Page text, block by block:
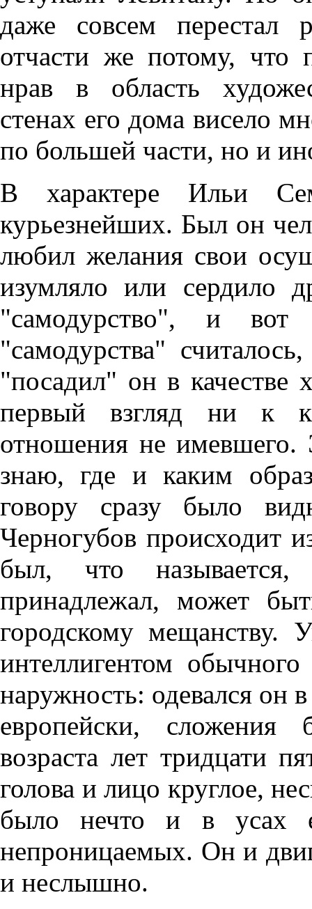
даже совсем перестал
отчасти же потому, что
нрав в область
стенах его дома висело
по большей части, но и
В характере Ильи
курьезнейших. Был он
любил желания свои
изумляло или сердило
"самодурство", и
"самодурства"
"посадил" он в качестве
первый взгляд ни к
отношения не
знаю, где и каким
говору сразу было
Черногубов происходит
был, что
принадлежал, может
городскому мещанству.
интеллигентом
наружность: одевался он
европейски, сложения
возраста лет тридцати
голова и лицо круглое,
было нечто и в усах
непроницаемых. Он и
и неслышно.